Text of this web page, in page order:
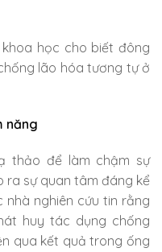
học cho biết đông
lão hóa tương tự ở
năng
thảo để làm chậm sự
ra sự quan tâm đáng kể
nghiên cứu tin rằng
huy tác dụng chống
qua kết quả trong ống